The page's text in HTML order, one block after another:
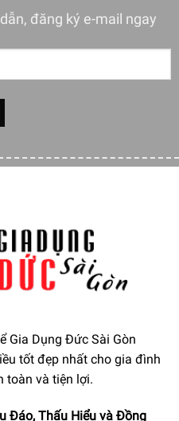
được thiết kế tối giản
kích thước nhỏ gọn (Cao
vượt trội, đảm bảo tính
đăng ký e-mail ngay
Gia Dụng Đức Sài Gòn
tốt đẹp nhất cho gia đình
toàn và tiện lợi.
Đáo, Thấu Hiểu và Đồng